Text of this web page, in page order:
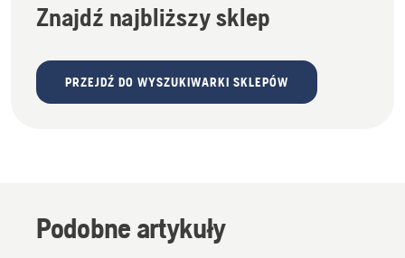
Znajdź najbliższy sklep
PRZEJDŹ DO WYSZUKIWARKI SKLEPÓW
Podobne artykuły